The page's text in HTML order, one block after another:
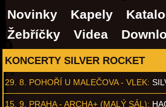
Novinky Kapely
Žebříčky
Videa
KONCERTY SILVER ROCKET
29. 8. POHOŘÍ U MALEČOVA - VLEK:
15. 9. PRAHA - ARCHA+ (MALÝ SÁL):